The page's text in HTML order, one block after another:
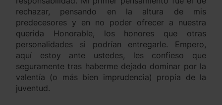
rechazar, pensando en la altura de mis
predecesores y en no poder ofrecer a nuestra
querida Honorable, los honores que otras
personalidades si podrían entregarle. Empero,
aquí estoy ante ustedes, les confieso que
seguramente tras haberme dejado dominar por la
valentía (o más bien imprudencia) propia de la
juventud.